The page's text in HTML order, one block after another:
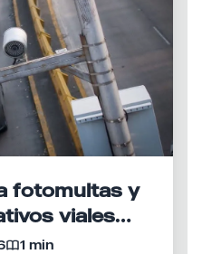
fotomultas y
viales
1 min